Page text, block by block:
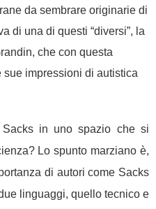
da sembrare originarie di
di una di questi “diversi”, la
che con questa
impressioni di autistica
in uno spazio che si
Lo spunto marziano è,
di autori come Sacks
linguaggi, quello tecnico e